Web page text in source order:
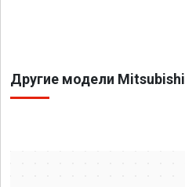
Другие модели Mitsubishi